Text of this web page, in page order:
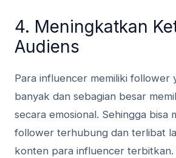
4. Meningkatkan
Audiens
Para influencer memiliki follower
banyak dan sebagian besar
secara emosional. Sehingga bisa
follower terhubung dan terlibat
konten para influencer terbitkan.